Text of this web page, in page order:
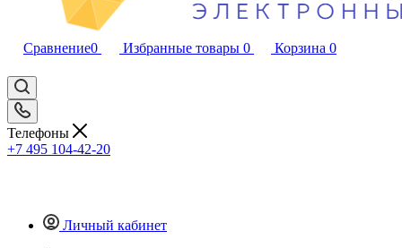
Сравнение0 Избранные товары 0 Корзина 0
Телефоны
+7 495 104-42-20
Личный кабинет